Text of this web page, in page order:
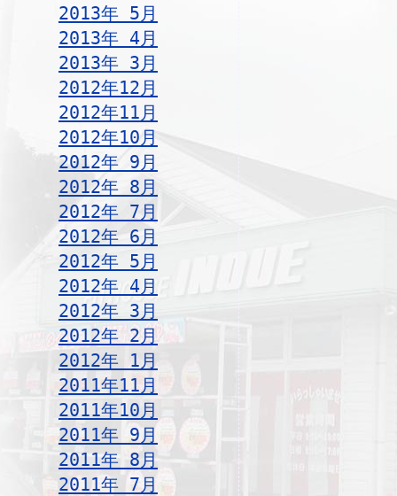
2013年 5月
2013年 4月
2013年 3月
2012年12月
2012年11月
2012年10月
2012年 9月
2012年 8月
2012年 7月
2012年 6月
2012年 5月
2012年 4月
2012年 3月
2012年 2月
2012年 1月
2011年11月
2011年10月
2011年 9月
2011年 8月
2011年 7月